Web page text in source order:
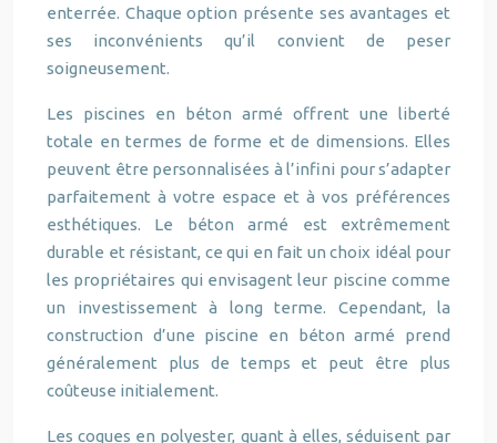
enterrée. Chaque option présente ses avantages et
ses inconvénients qu’il convient de peser
soigneusement.
Les piscines en béton armé offrent une liberté
totale en termes de forme et de dimensions. Elles
peuvent être personnalisées à l’infini pour s’adapter
parfaitement à votre espace et à vos préférences
esthétiques. Le béton armé est extrêmement
durable et résistant, ce qui en fait un choix idéal pour
les propriétaires qui envisagent leur piscine comme
un investissement à long terme. Cependant, la
construction d’une piscine en béton armé prend
généralement plus de temps et peut être plus
coûteuse initialement.
Les coques en polyester, quant à elles, séduisent par